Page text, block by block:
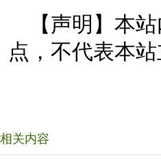
【声明】本
点，不代表本
相关内容